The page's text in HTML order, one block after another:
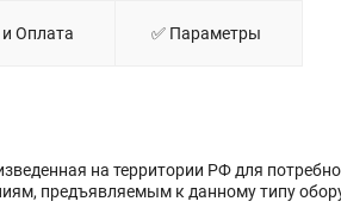
Оплата ✅ Параметры
на территории РФ для
предъявляемым к данному типу